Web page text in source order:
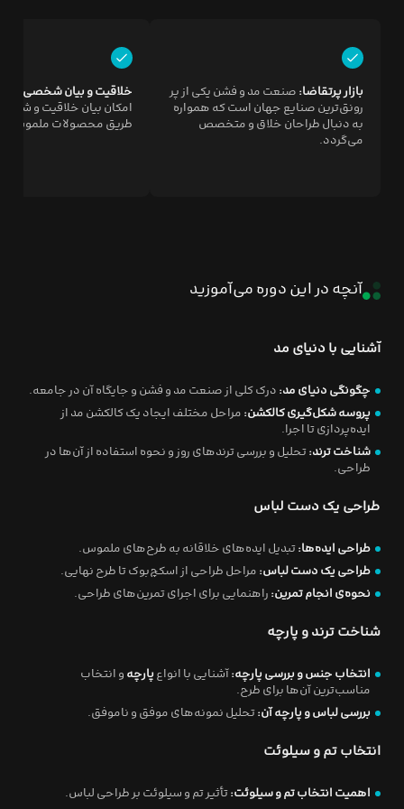
بازار پرتقاضا: صنعت مد و فشن یکی از پر
رونق‌ترین صنایع جهان است که همواره
به دنبال طراحان خلاق و متخصص
می‌گردد.
خلاقیت و بیان شخصی:
امکان بیان خلاقیت و
طریق محصولات ملموس
آنچه در این دوره می‌آموزید
آشنایی با دنیای مد
چگونگی دنیای مد: درک کلی از صنعت مد و فشن و جایگاه آن در جامعه.
پروسه شکل‌گیری کالکشن: مراحل مختلف ایجاد یک کالکشن مد از
ایده‌پردازی تا اجرا.
شناخت ترند:تحلیل و بررسی ترندهای روز و نحوه استفاده از آن‌ها در
طراحی.
طراحی یک دست لباس
طراحی ایده‌ها:تبدیل ایده‌های خلاقانه به طرح‌های ملموس.
طراحی یک دست لباس: مراحل طراحی از اسکچ‌بوک تا طرح نهایی.
نحوه‌ی انجام تمرین: راهنمایی برای اجرای تمرین‌های طراحی.
شناخت ترند و پارچه
انتخاب جنس و بررسی پارچه:آشنایی با انواع پارچه و انتخاب
مناسب‌ترین آن‌ها برای طرح.
بررسی لباس و پارچه آن:تحلیل نمونه‌های موفق و ناموفق.
انتخاب تم و سیلوئت
اهمیت انتخاب تم و سیلوئت:تأثیر تم و سیلوئت بر طراحی لباس.